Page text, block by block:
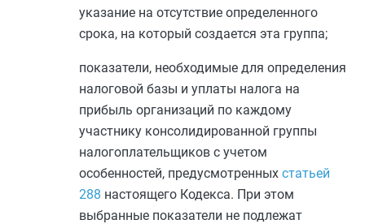
указание на отсутствие определенного
срока, на который создается эта группа;
показатели, необходимые для определения
налоговой базы и уплаты налога на
прибыль организаций по каждому
участнику консолидированной группы
налогоплательщиков с учетом
особенностей, предусмотренных статьей
288 настоящего Кодекса. При этом
выбранные показатели не подлежат